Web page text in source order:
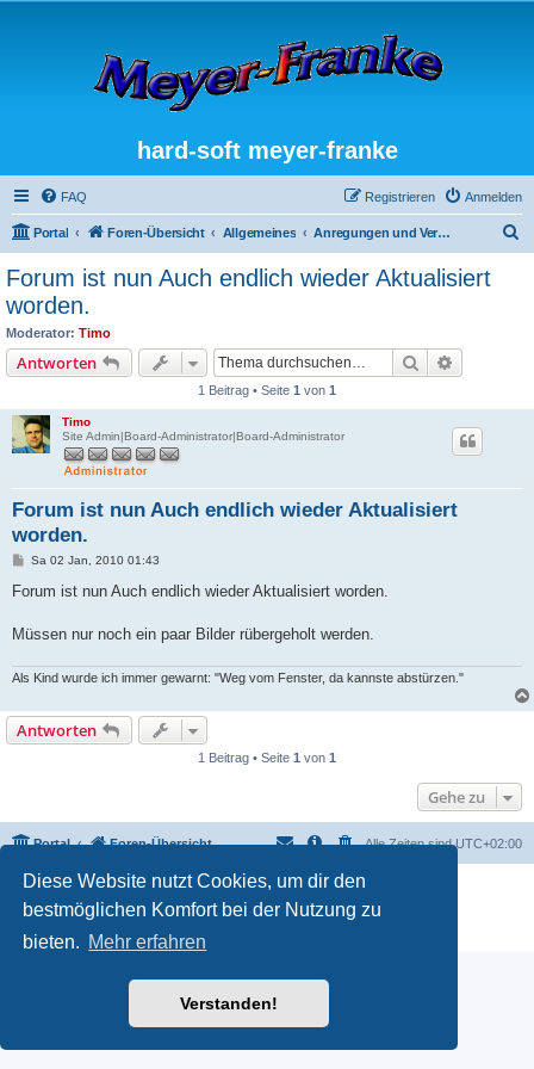
Diese Website nutzt Cookies, um dir den
bestmöglichen Komfort bei der Nutzung zu
bieten. Mehr erfahren
Verstanden!
hard-soft meyer-franke
FAQ Anmelden
Registrieren
Portal Foren-Übersicht Allgemeines Anregungen und Verbesserungsvorschläge
Forum ist nun Auch endlich wieder Aktualisiert
worden.
Moderator: Timo
Antworten Suche
1 Beitrag • Seite 1 von 1
Timo
Site Admin|Board-Administrator|Board-Administrator
Forum ist nun Auch endlich wieder Aktualisiert
worden.
B
i
a
Sa 02 Jan, 2010 01:43
Forum ist nun Auch endlich wieder Aktualisiert worden.
Müssen nur noch ein paar Bilder rübergeholt werden.
Als Kind wurde ich immer gewarnt: "Weg vom Fenster, da kannste abstürzen."
Antworten
1 Beitrag • Seite 1 von 1
Gehe zu
Portal Foren-Übersicht Alle Zeiten sindUTC+02:00
Powered byphpBB® Forum Software © phpBB Limited
Deutsche Übersetzung durchphpBB.de